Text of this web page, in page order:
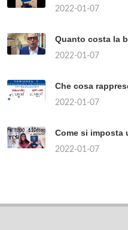
2022-01-07
Quanto costa la
2022-01-07
Che cosa
2022-01-07
Come si imposta
2022-01-07